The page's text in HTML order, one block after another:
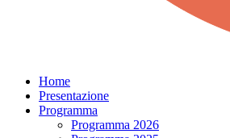
Home
Presentazione
Programma
Programma 2026